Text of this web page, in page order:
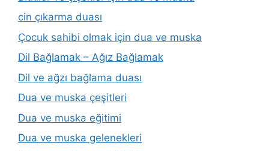
cin çıkarma duası
Çocuk sahibi olmak için dua ve muska
Dil Bağlamak – Ağız Bağlamak
Dil ve ağzı bağlama duası
Dua ve muska çeşitleri
Dua ve muska eğitimi
Dua ve muska gelenekleri